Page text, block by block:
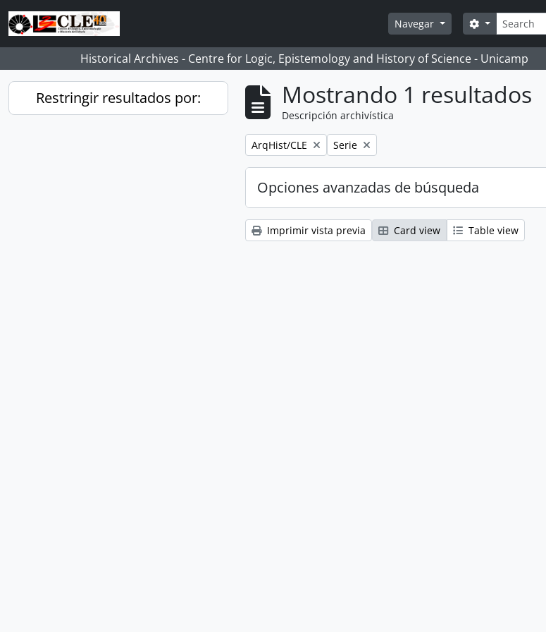
Skip to main content
Navegar
Búsqueda
Search options
Historical Archives - Centre for Logic, Epistemology and History of Science - Unicamp
Restringir resultados por: Mostrando 1 resultados
Descripción archivística
Remove filter:
ArqHist/CLE Remove filter:
Serie
Opciones avanzadas de búsqueda
Imprimir vista previa Card view Table view